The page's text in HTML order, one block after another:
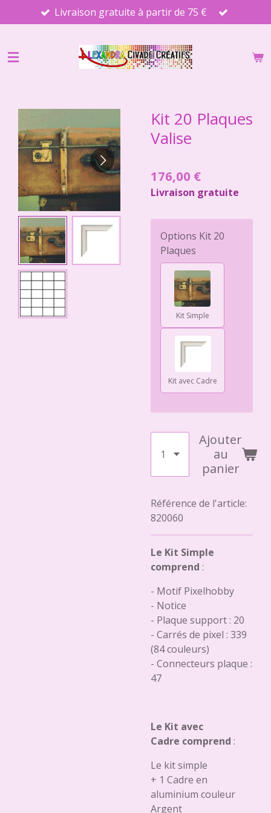
au
principal
Livraison gratuite à partir de 75 €
Kit 20 Plaques
Valise
176,00 €
Livraison gratuite
Options Kit 20
Plaques
Kit Simple
Kit avec Cadre
Ajouter
au
panier
Référence de l'article:
820060
Le Kit Simple
comprend :
- Motif Pixelhobby
- Notice
- Plaque support : 20
- Carrés de pixel : 339
(84 couleurs)
- Connecteurs plaque :
47
Le Kit avec
Cadre comprend :
Le kit simple
+ 1 Cadre en
aluminium couleur
Argent